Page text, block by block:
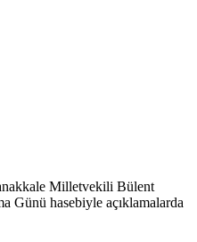
Milletvekili Bülent
Günü hasebiyle açıklamalarda